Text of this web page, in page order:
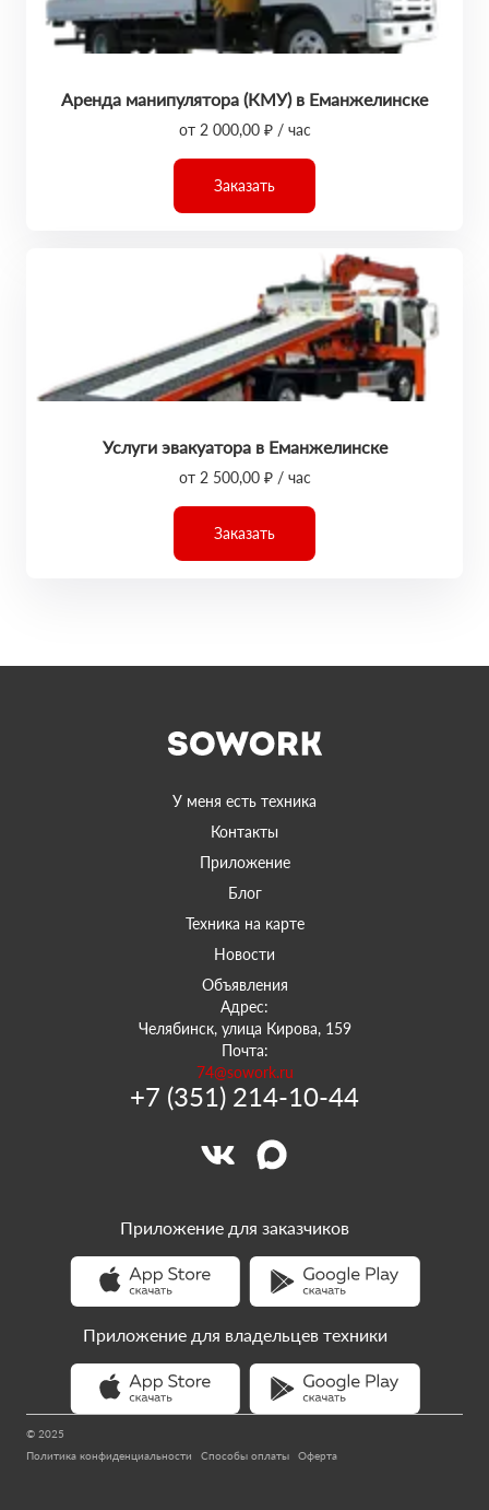
Аренда манипулятора (КМУ) в Еманжелинске
от 2 000,00 ₽ / час
Заказать
Услуги эвакуатора в Еманжелинске
от 2 500,00 ₽ / час
Заказать
У меня есть техника
Контакты
Приложение
Блог
Техника на карте
Новости
Объявления
Адрес:
Челябинск, улица Кирова, 159
Почта:
74@sowork.ru
+7 (351) 214-10-44
© 2025
Политика конфиденциальности
Способы оплаты Оферта
Приложение для заказчиков
Приложение для владельцев техники